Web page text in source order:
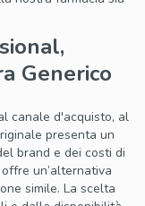
Generico
canale d'acquisto, al
presenta un
brand e dei costi di
un’alternativa
simile. La scelta